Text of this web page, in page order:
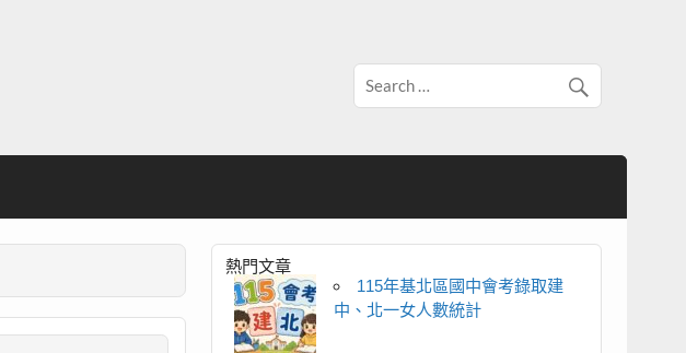
熱門文章
115年基北區國中會考錄取建
中、北一女人數統計